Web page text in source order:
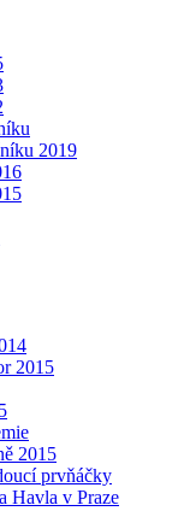
2019
2015
2015
prvňáčky
Havla v Praze